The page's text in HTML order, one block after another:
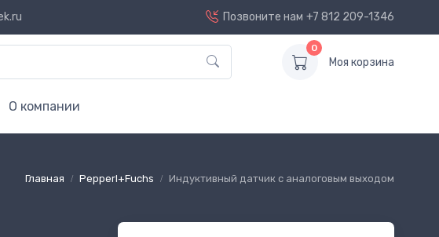
Позвоните нам +7 812 209-1346
0
Моя корзина
О компании
Главная Pepperl+Fuchs Индуктивный датчик с аналоговым выходом